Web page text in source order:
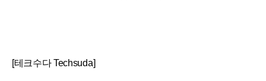
[테크수다 Techsuda]